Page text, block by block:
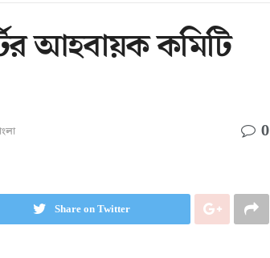
আহবায়ক কমিটি
0
Share on Twitter